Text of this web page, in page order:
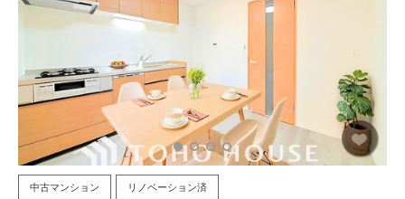
中古マンション リノベーション済